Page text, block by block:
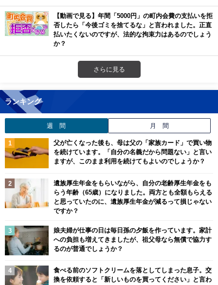
【動画で見る】年間「5000円」の町内会費の支払いを拒
否したら「今後ゴミを捨てるな」と言われました。正直
払いたくないのですが、法的な拘束力はあるのでしょう
か？
さらに見る
ランキング
週 間 月 間
父が亡くなった後も、母は父の「家族カード」で買い物
を続けています。「自分の名義だから問題ない」と言い
ますが、このまま利用を続けてもよいのでしょうか？
遺族厚生年金をもらいながら、自分の老齢厚生年金をも
らう年齢（65歳）になりました。両方とも全額もらえる
と思っていたのに、遺族厚生年金が減るって損じゃない
ですか？
娘夫婦が仕事の日は毎日孫の夕飯を作っています。家計
への負担も増えてきましたが、祖父母なら無償で協力す
るのが普通でしょうか？
食べる前のソフトクリームを落としてしまった息子。交
換を依頼すると「新しいものを買ってください」と言わ